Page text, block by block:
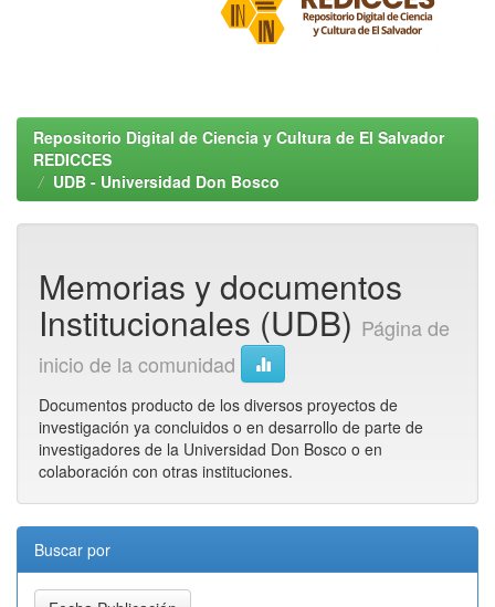
Repositorio Digital de Ciencia y Cultura de El Salvador
REDICCES
UDB - Universidad Don Bosco
Memorias y documentos
Institucionales (UDB) Página de
inicio de la comunidad
Documentos producto de los diversos proyectos de
investigación ya concluidos o en desarrollo de parte de
investigadores de la Universidad Don Bosco o en
colaboración con otras instituciones.
Buscar por